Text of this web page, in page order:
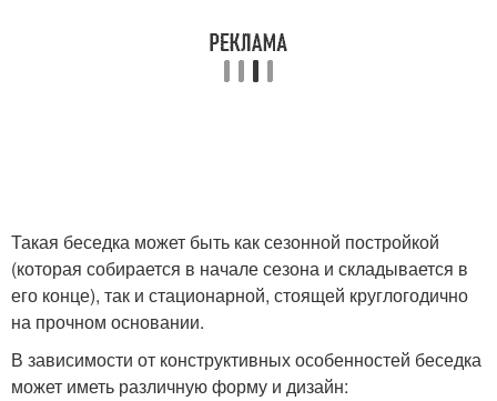
Такая беседка может быть как сезонной постройкой
(которая собирается в начале сезона и складывается в
его конце), так и стационарной, стоящей круглогодично
на прочном основании.
В зависимости от конструктивных особенностей беседка
может иметь различную форму и дизайн: